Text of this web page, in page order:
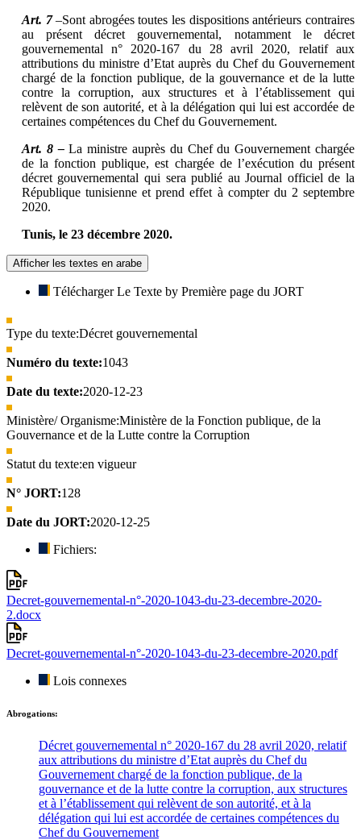
Art. 7–Sont abrogées toutes les dispositions antérieurs contraires
au présent décret gouvernemental, notamment le décret
gouvernemental n° 2020-167 du 28 avril 2020, relatif aux
attributions du ministre d’Etat auprès du Chef du Gouvernement
chargé de la fonction publique, de la gouvernance et de la lutte
contre la corruption, aux structures et à l’établissement qui
relèvent de son autorité, et à la délégation qui lui est accordée de
certaines compétences du Chef du Gouvernement.
Art. 8 –La ministre auprès du Chef du Gouvernement chargée
de la fonction publique, est chargée de l’exécution du présent
décret gouvernemental qui sera publié au Journal officiel de la
République tunisienne et prend effet à compter du 2 septembre
2020.
Tunis, le 23 décembre 2020.
Afficher les textes en arabe
Télécharger Le Texte by Première page du JORT
Type du texte:Décret gouvernemental
Numéro du texte:1043
Date du texte:2020-12-23
Ministère/ Organisme:Ministère de la Fonction publique, de la
Gouvernance et de la Lutte contre la Corruption
Statut du texte:en vigueur
N° JORT:128
Date du JORT:2020-12-25
Fichiers:
Decret-gouvernemental-n°-2020-1043-du-23-decembre-2020-
2.docx
Decret-gouvernemental-n°-2020-1043-du-23-decembre-2020.pdf
Lois connexes
Abrogations:
Décret gouvernemental n° 2020-167 du 28 avril 2020, relatif
aux attributions du ministre d’Etat auprès du Chef du
Gouvernement chargé de la fonction publique, de la
gouvernance et de la lutte contre la corruption, aux structures
et à l’établissement qui relèvent de son autorité, et à la
délégation qui lui est accordée de certaines compétences du
Chef du Gouvernement